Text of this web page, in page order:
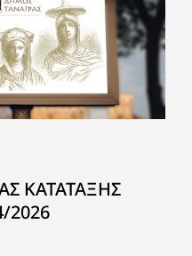
ΚΑΤΑΤΑΞΗΣ
2026